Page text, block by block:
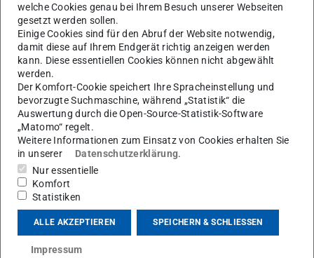
AG Schwenk
Kontakt
urban.vernik@tu-...
welche Cookies genau bei Ihrem Besuch unserer Webseiten
gesetzt werden sollen.
Einige Cookies sind für den Abruf der Website notwendig,
damit diese auf Ihrem Endgerät richtig anzeigen werden
kann. Diese essentiellen Cookies können nicht abgewählt
werden.
Der Komfort-Cookie speichert Ihre Spracheinstellung und
bevorzugte Suchmaschine, während „Statistik“ die
Auswertung durch die Open-Source-Statistik-Software
„Matomo“ regelt.
Weitere Informationen zum Einsatz von Cookies erhalten Sie
in unserer
Datenschutzerklärung.
Nur essentielle
Komfort
Statistiken
ALLE AKZEPTIEREN SPEICHERN & SCHLIESSEN
Impressum